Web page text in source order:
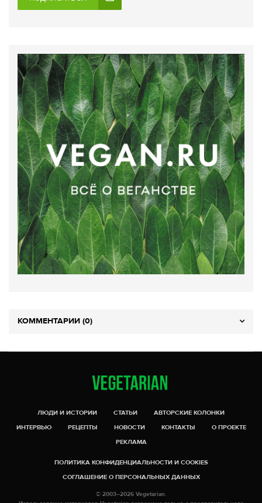
КОММЕНТАРИИ (0)
ЛЮДИ И ИСТОРИИ СТАТЬИ
АВТОРСКИЕ КОЛОНКИ
ИНТЕРВЬЮ
РЕЦЕПТЫ НОВОСТИ КОНТАКТЫ
О ПРОЕКТЕ
РЕКЛАМА
ПОЛИТИКА КОНФИДЕНЦИАЛЬНОСТИ И COOKIES
СОГЛАШЕНИЕ О ПЕРСОНАЛЬНЫХ ДАННЫХ
© 2003–2026 Vegetarian.